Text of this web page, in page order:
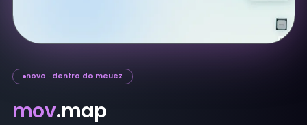
novo · dentro do meuez
mov.map